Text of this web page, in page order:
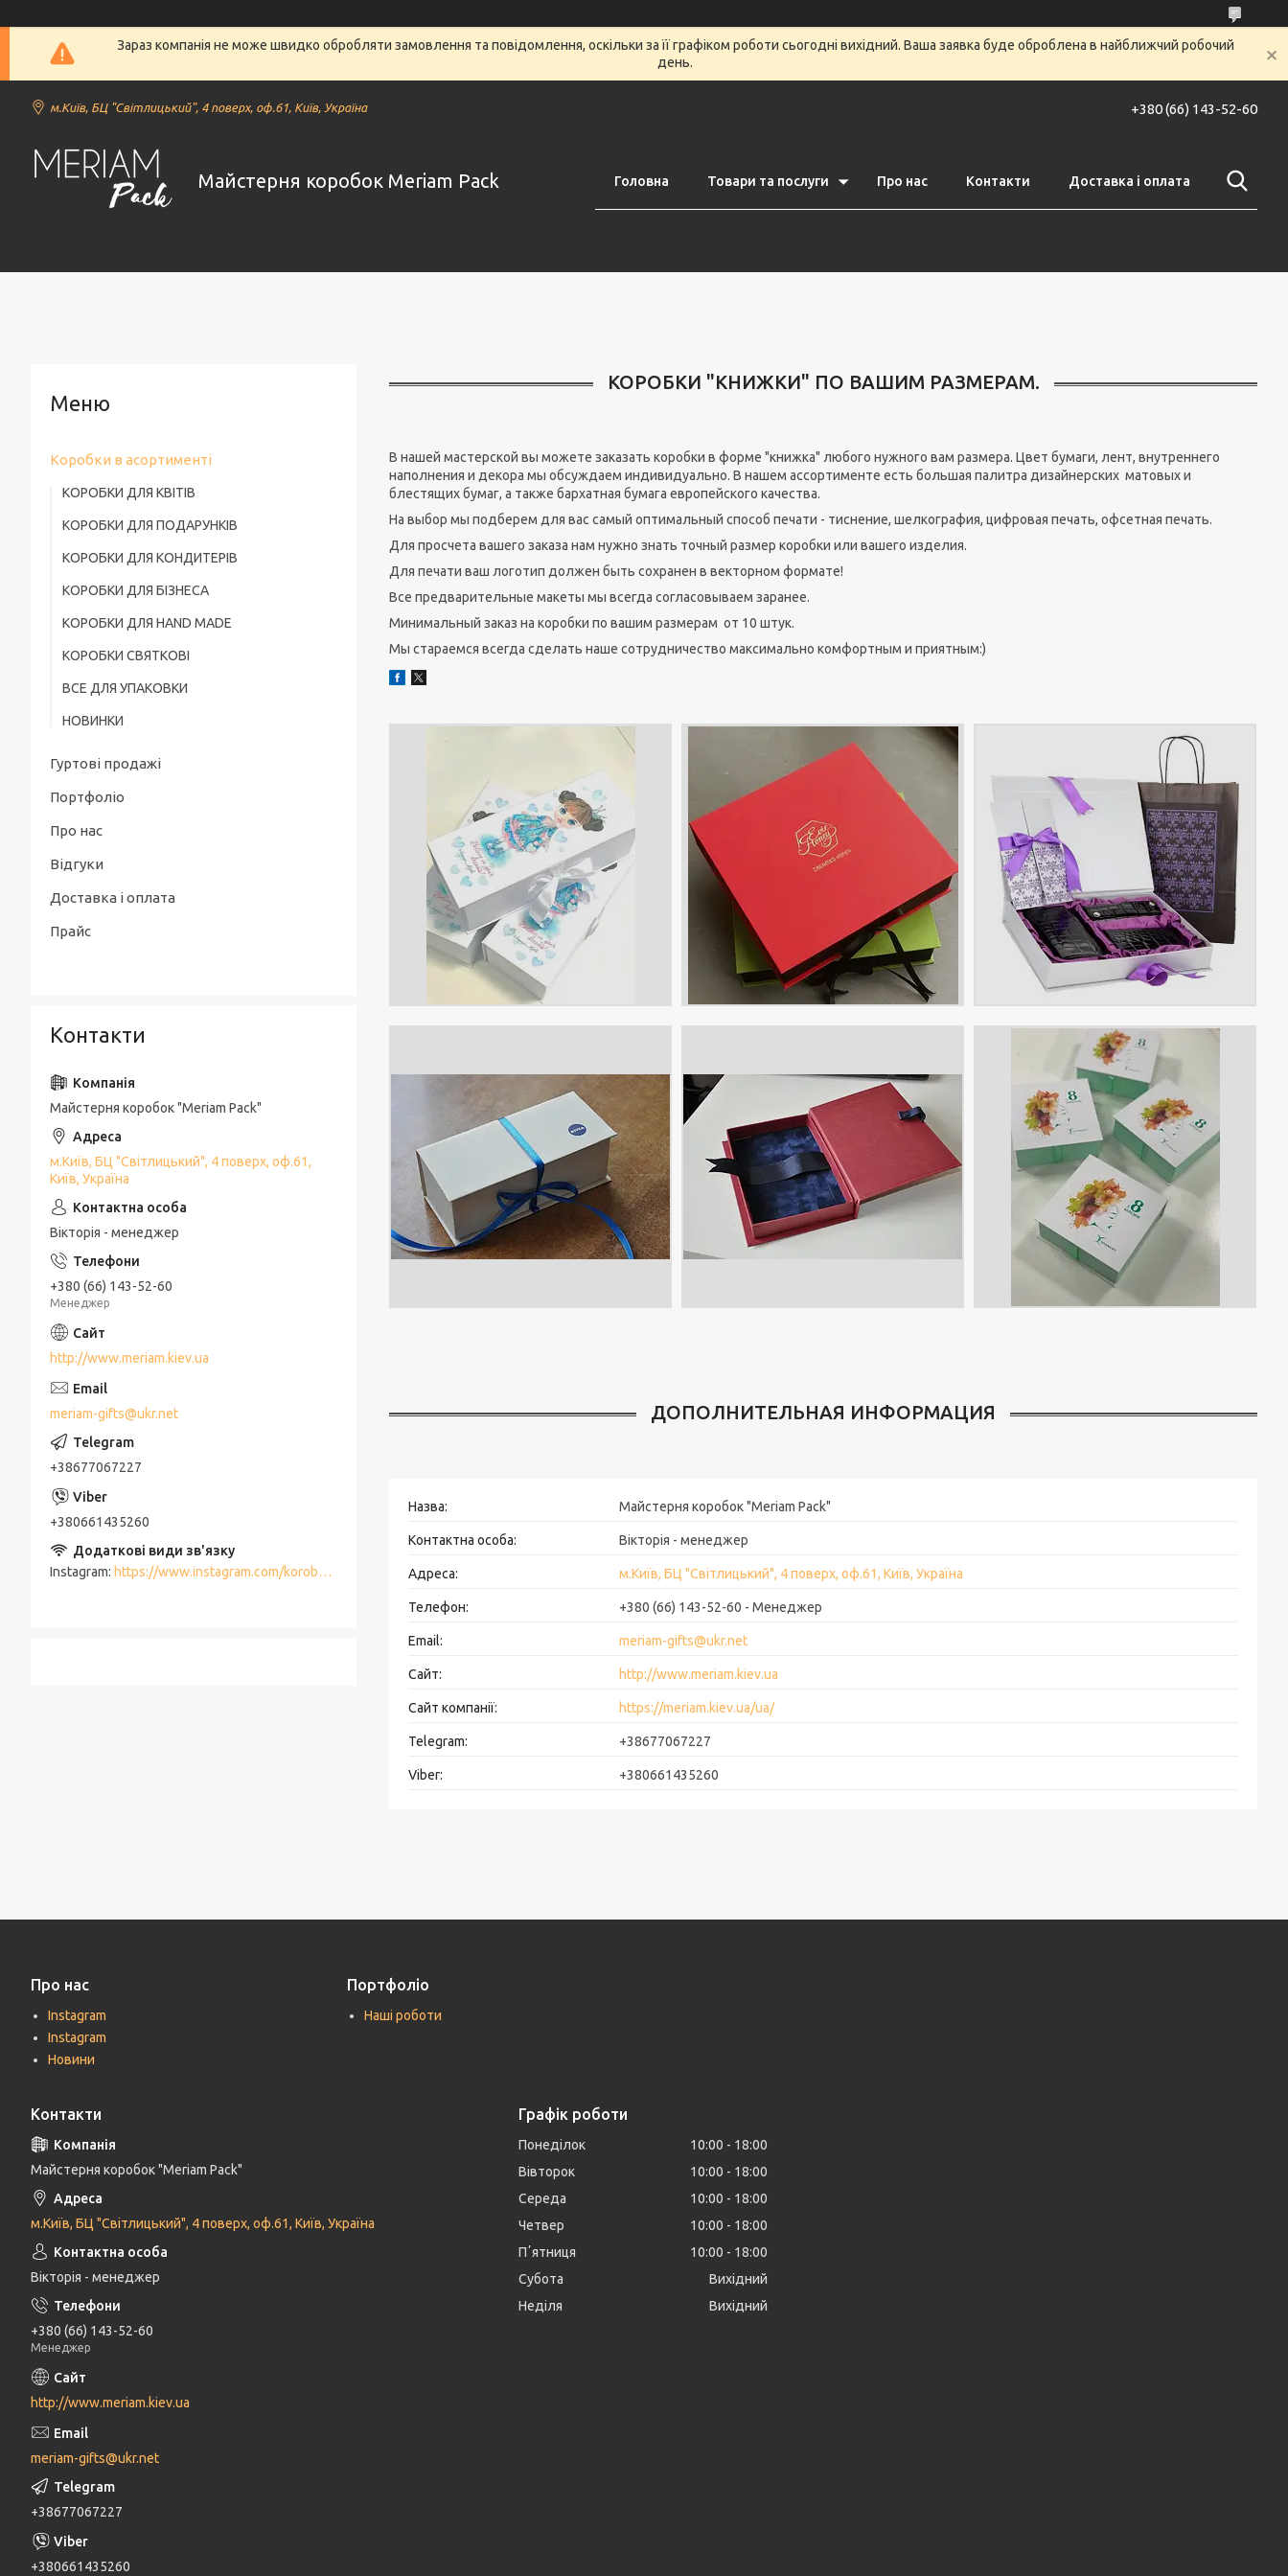
Зараз компанія не може швидко обробляти замовлення та повідомлення, оскільки за її графіком роботи сьогодні вихідний. Ваша заявка буде оброблена в найближчий робочий
день.
м.Київ, БЦ "Світлицький", 4 поверх, оф.61, Київ, Україна +380 (66) 143-52-60
Майстерня коробок Meriam Pack Головна Товари та послуги Про нас Контакти Доставка і оплата
КОРОБКИ "КНИЖКИ" ПО ВАШИМ РАЗМЕРАМ.
В нашей мастерской вы можете заказать коробки в форме "книжка" любого нужного вам размера. Цвет бумаги, лент, внутреннего
наполнения и декора мы обсуждаем индивидуально. В нашем ассортименте есть большая палитра дизайнерских матовых и
блестящих бумаг, а также бархатная бумага европейского качества.
На выбор мы подберем для вас самый оптимальный способ печати - тиснение, шелкография, цифровая печать, офсетная печать.
Для просчета вашего заказа нам нужно знать точный размер коробки или вашего изделия.
Для печати ваш логотип должен быть сохранен в векторном формате!
Все предварительные макеты мы всегда согласовываем заранее.
Минимальный заказ на коробки по вашим размерам от 10 штук.
Мы стараемся всегда сделать наше сотрудничество максимально комфортным и приятным:)
Майстерня коробок "Meriam Pack"
Вікторія - менеджер
м.Київ, БЦ "Світлицький", 4 поверх, оф.61, Київ, Україна
+380 (66) 143-52-60 Менеджер
meriam-gifts@ukr.net
http://www.meriam.kiev.ua
https://meriam.kiev.ua/ua/
+38677067227
+380661435260
Коробки в асортименті
КОРОБКИ ДЛЯ КВІТІВ
КОРОБКИ ДЛЯ ПОДАРУНКІВ
КОРОБКИ ДЛЯ КОНДИТЕРІВ
КОРОБКИ ДЛЯ БІЗНЕСА
КОРОБКИ ДЛЯ HAND MADE
КОРОБКИ СВЯТКОВІ
ВСЕ ДЛЯ УПАКОВКИ
НОВИНКИ
Гуртові продажі
Портфоліо
Про нас
Відгуки
Доставка і оплата
Прайс
Контакти
Майстерня коробок "Meriam Pack"
м.Київ, БЦ "Світлицький", 4 поверх, оф.61,
Київ, Україна
Вікторія - менеджер
+380 (66) 143-52-60
Менеджер
http://www.meriam.kiev.ua
meriam-gifts@ukr.net
+38677067227
+380661435260
Instagram https://www.instagram.com/korobki_meriam/
Про нас
Instagram
Instagram
Новини
Портфоліо
Наші роботи
Контакти
Майстерня коробок "Meriam Pack"
м.Київ, БЦ "Світлицький", 4 поверх, оф.61, Київ, Україна
Вікторія - менеджер
+380 (66) 143-52-60
Менеджер
http://www.meriam.kiev.ua
meriam-gifts@ukr.net
+38677067227
+380661435260
Графік роботи
Понеділок 10:00
18:00
Вівторок
10:00
18:00
Середа
10:00
18:00
Четвер
10:00
18:00
Пʼятниця
10:00
18:00
Субота
Вихідний
Неділя
Вихідний